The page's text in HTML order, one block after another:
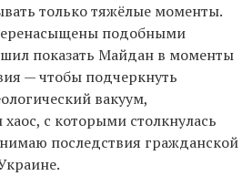
только тяжёлые моменты.
подобными
показать Майдан в моменты
— чтобы подчеркнуть
вакуум,
с которыми столкнулась
последствия гражданской